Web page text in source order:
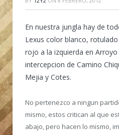
En nuestra jungla hay de
Lexus color blanco,
rojo a la izquierda en
intercepcion de Camino
Mejia y Cotes.
No pertenezco a ningun
mismo, estos critican al que
abajo, pero hacen lo mismo,